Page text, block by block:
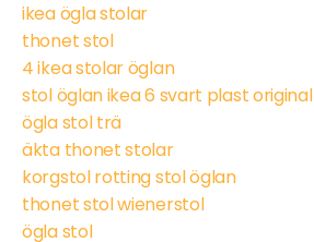
ikea ögla stolar
thonet stol
4 ikea stolar öglan
stol öglan ikea 6 svart plast original
ögla stol trä
äkta thonet stolar
korgstol rotting stol öglan
thonet stol wienerstol
ögla stol